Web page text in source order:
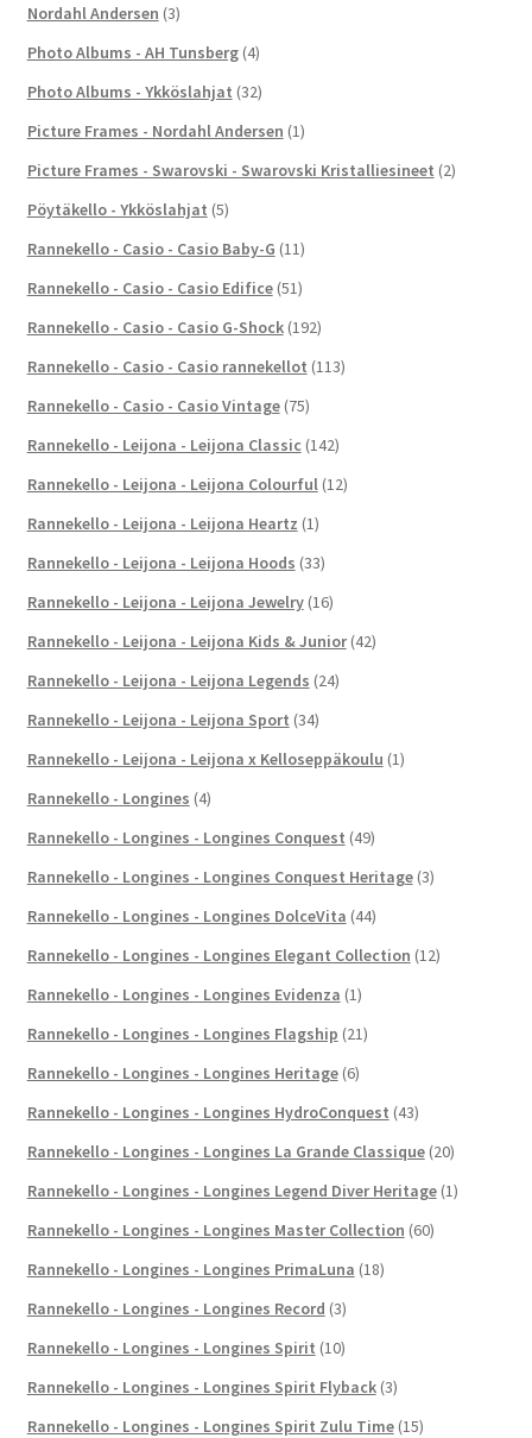
Nordahl Andersen (3)
Photo Albums - AH Tunsberg (4)
Photo Albums - Ykköslahjat (32)
Picture Frames - Nordahl Andersen (1)
Picture Frames - Swarovski - Swarovski Kristalliesineet (2)
Pöytäkello - Ykköslahjat (5)
Rannekello - Casio - Casio Baby-G (11)
Rannekello - Casio - Casio Edifice (51)
Rannekello - Casio - Casio G-Shock (192)
Rannekello - Casio - Casio rannekellot (113)
Rannekello - Casio - Casio Vintage (75)
Rannekello - Leijona - Leijona Classic (142)
Rannekello - Leijona - Leijona Colourful (12)
Rannekello - Leijona - Leijona Heartz (1)
Rannekello - Leijona - Leijona Hoods (33)
Rannekello - Leijona - Leijona Jewelry (16)
Rannekello - Leijona - Leijona Kids & Junior (42)
Rannekello - Leijona - Leijona Legends (24)
Rannekello - Leijona - Leijona Sport (34)
Rannekello - Leijona - Leijona x Kelloseppäkoulu (1)
Rannekello - Longines (4)
Rannekello - Longines - Longines Conquest (49)
Rannekello - Longines - Longines Conquest Heritage (3)
Rannekello - Longines - Longines DolceVita (44)
Rannekello - Longines - Longines Elegant Collection (12)
Rannekello - Longines - Longines Evidenza (1)
Rannekello - Longines - Longines Flagship (21)
Rannekello - Longines - Longines Heritage (6)
Rannekello - Longines - Longines HydroConquest (43)
Rannekello - Longines - Longines La Grande Classique (20)
Rannekello - Longines - Longines Legend Diver Heritage (1)
Rannekello - Longines - Longines Master Collection (60)
Rannekello - Longines - Longines PrimaLuna (18)
Rannekello - Longines - Longines Record (3)
Rannekello - Longines - Longines Spirit (10)
Rannekello - Longines - Longines Spirit Flyback (3)
Rannekello - Longines - Longines Spirit Zulu Time (15)